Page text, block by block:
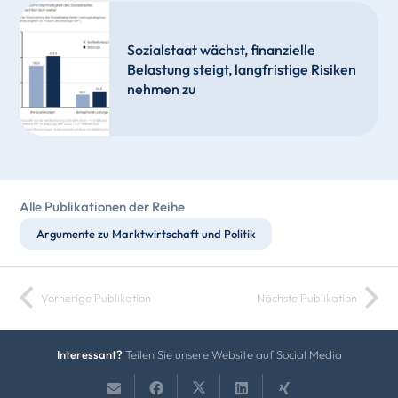
Sozialstaat wächst, finanzielle
Belastung steigt, langfristige Risiken
nehmen zu
Alle Publikationen der Reihe
Argumente zu Marktwirtschaft und Politik
Vorherige Publikation Nächste Publikation
Interessant? Teilen Sie unsere Website auf Social Media